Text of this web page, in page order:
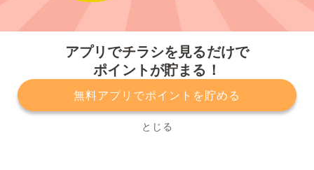
アプリでチラシを見るだけで
ポイントが貯まる！
無料アプリでポイントを貯める
とじる
プライバシーポリシー 利用規約
運営会社
サービスに関してのお問い合わせ